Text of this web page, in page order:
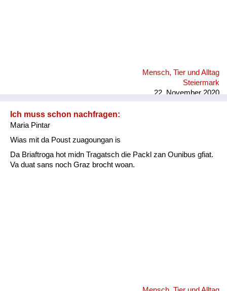
Mensch, Tier und Alltag
Steiermark
22. November 2020
Ich muss schon nachfragen:
Maria Pintar
Wias mit da Poust zuagoungan is
Da Briaftroga hot midn Tragatsch die Packl zan Ounibus gfiat.
Va duat sans noch Graz brocht woan.